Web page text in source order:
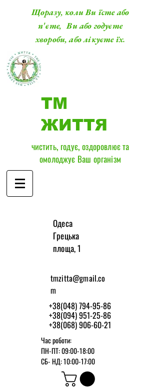
Щоразу, коли Ви їсте або
п'єте, Ви або годуєте
хвороби, або лікуєте їх.
ТМ
ЖИТТЯ
чистить, годує, оздоровлює та
омолоджує Ваш організм
​Одеса
Грецька
площа, 1
tmzitta@gmail.co
m
+38(048) 794-95-86
+38(094) 951-25-86
+38(068) 906-60-21
Час роботи:
ПН-ПТ: 09:00-18:00
СБ-НД: 10:00-17:00